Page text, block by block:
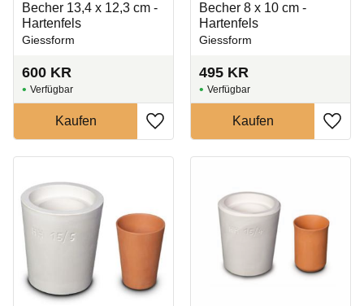
Becher 13,4 x 12,3 cm -
Hartenfels
Giessform
600 KR
Zu Favoriten hinzufügen
Becher 8 x 10 cm -
Hartenfels
Giessform
495 KR
Zu